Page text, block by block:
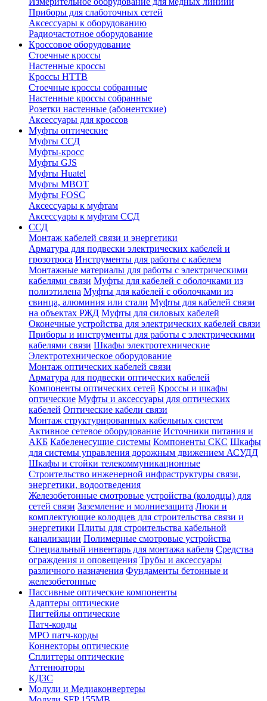
Приборы для слаботочных сетей
Аксессуары к оборудованию
Радиочастотное оборудование
Кроссовое оборудование
Стоечные кроссы
Настенные кроссы
Кроссы HTTB
Стоечные кроссы собранные
Настенные кроссы собранные
Розетки настенные (абонентские)
Аксессуары для кроссов
Муфты оптические
Муфты ССД
Муфты-кросс
Муфты GJS
Муфты Huatel
Муфты МВОТ
Муфты FOSC
Аксессуары к муфтам
Аксессуары к муфтам ССД
ССД
Монтаж кабелей связи и энергетики
Арматура для подвески электрических кабелей и
грозотроса Инструменты для работы с кабелем
Монтажные материалы для работы с электрическими
кабелями связи Муфты для кабелей с оболочками из
полиэтилена Муфты для кабелей с оболочками из
свинца, алюминия или стали Муфты для кабелей связи
на объектах РЖД Муфты для силовых кабелей
Оконечные устройства для электрических кабелей связи
Приборы и инструменты для работы с электрическими
кабелями связи Шкафы электротехнические
Электротехническое оборудование
Монтаж оптических кабелей связи
Арматура для подвески оптических кабелей
Компоненты оптических сетей Кроссы и шкафы
оптические Муфты и аксессуары для оптических
кабелей Оптические кабели связи
Монтаж структурированных кабельных систем
Активное сетевое оборудование Источники питания и
АКБ Кабеленесущие системы Компоненты СКС Шкафы
для системы управления дорожным движением АСУДД
Шкафы и стойки телекоммуникационные
Строительство инженерной инфраструктуры связи,
энергетики, водоотведения
Железобетонные смотровые устройства (колодцы) для
сетей связи Заземление и молниезащита Люки и
комплектующие колодцев для строительства связи и
энергетики Плиты для строительства кабельной
канализации Полимерные смотровые устройства
Специальный инвентарь для монтажа кабеля Средства
ограждения и оповещения Трубы и аксессуары
различного назначения Фундаменты бетонные и
железобетонные
Пассивные оптические компоненты
Адаптеры оптические
Пигтейлы оптические
Патч-корды
MPO патч-корды
Коннекторы оптические
Сплиттеры оптические
Аттенюаторы
КДЗС
Модули и Медиаконвертеры